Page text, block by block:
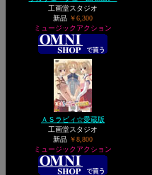
工画堂スタジオ
新品 ￥6,300
ミュージックアクション
ＡＳラビィ☆愛蔵版
工画堂スタジオ
新品 ￥8,800
ミュージックアクション